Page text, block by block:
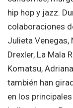
hip hop y jazz.
colaboraciones
Julieta Venegas,
Drexler, La Mala
Komatsu,
también han
en los